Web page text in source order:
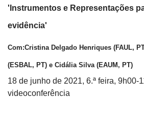
'Instrumentos e Representações
evidência'
Com:Cristina Delgado Henriques (FAUL,
(ESBAL, PT) e Cidália Silva (EAUM, PT)
18 de junho de 2021, 6.ª feira, 9h00-
videoconferência